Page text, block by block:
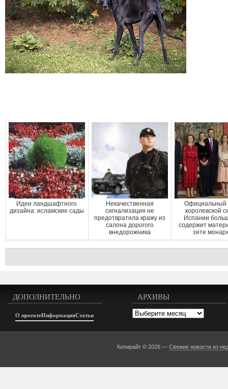
Идеи ландшафтного
дизайна: исламские сады
Некачественная
сигнализация не
предотвратила кражу из
салона дорогого
внедорожника
Официальный
королевской
Испании
содержит
зяте
ДОПОЛНИТЕЛЬНО
О проектеИнформацияСтатьи
АРХИВЫ
Архивы
Копирайт © 2026 —Свежие новости из